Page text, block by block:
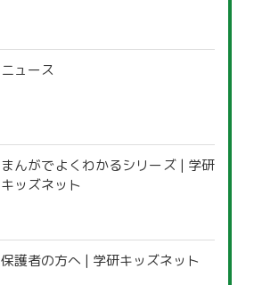
ニュース
まんがでよくわかるシリーズ | 学研
キッズネット
保護者の方へ | 学研キッズネット